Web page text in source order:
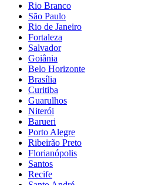
Rio Branco
São Paulo
Rio de Janeiro
Fortaleza
Salvador
Goiânia
Belo Horizonte
Brasília
Curitiba
Guarulhos
Niterói
Barueri
Porto Alegre
Ribeirão Preto
Florianópolis
Santos
Recife